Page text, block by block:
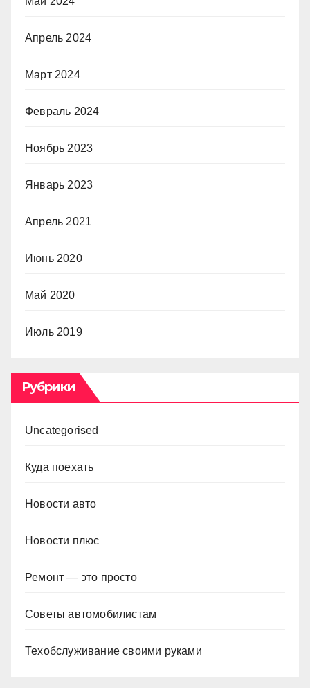
Апрель 2024
Март 2024
Февраль 2024
Ноябрь 2023
Январь 2023
Апрель 2021
Июнь 2020
Май 2020
Июль 2019
Рубрики
Uncategorised
Куда поехать
Новости авто
Новости плюс
Ремонт — это просто
Советы автомобилистам
Техобслуживание своими руками